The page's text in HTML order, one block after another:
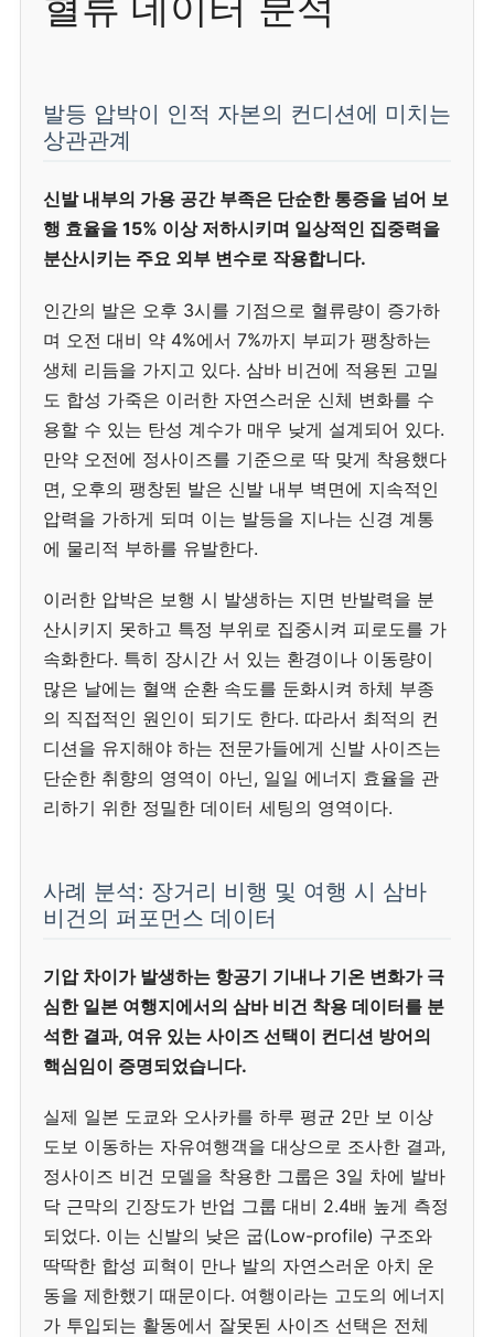
발등 압박이 인적 자본의 컨디션에 미치는
상관관계
신발 내부의 가용 공간 부족은 단순한 통증을 넘어 보
행 효율을 15% 이상 저하시키며 일상적인 집중력을
분산시키는 주요 외부 변수로 작용합니다.
인간의 발은 오후 3시를 기점으로 혈류량이 증가하
며 오전 대비 약 4%에서 7%까지 부피가 팽창하는
생체 리듬을 가지고 있다. 삼바 비건에 적용된 고밀
도 합성 가죽은 이러한 자연스러운 신체 변화를 수
용할 수 있는 탄성 계수가 매우 낮게 설계되어 있다.
만약 오전에 정사이즈를 기준으로 딱 맞게 착용했다
면, 오후의 팽창된 발은 신발 내부 벽면에 지속적인
압력을 가하게 되며 이는 발등을 지나는 신경 계통
에 물리적 부하를 유발한다.
이러한 압박은 보행 시 발생하는 지면 반발력을 분
산시키지 못하고 특정 부위로 집중시켜 피로도를 가
속화한다. 특히 장시간 서 있는 환경이나 이동량이
많은 날에는 혈액 순환 속도를 둔화시켜 하체 부종
의 직접적인 원인이 되기도 한다. 따라서 최적의 컨
디션을 유지해야 하는 전문가들에게 신발 사이즈는
단순한 취향의 영역이 아닌, 일일 에너지 효율을 관
리하기 위한 정밀한 데이터 세팅의 영역이다.
사례 분석: 장거리 비행 및 여행 시 삼바
비건의 퍼포먼스 데이터
기압 차이가 발생하는 항공기 기내나 기온 변화가 극
심한 일본 여행지에서의 삼바 비건 착용 데이터를 분
석한 결과, 여유 있는 사이즈 선택이 컨디션 방어의
핵심임이 증명되었습니다.
실제 일본 도쿄와 오사카를 하루 평균 2만 보 이상
도보 이동하는 자유여행객을 대상으로 조사한 결과,
정사이즈 비건 모델을 착용한 그룹은 3일 차에 발바
닥 근막의 긴장도가 반업 그룹 대비 2.4배 높게 측정
되었다. 이는 신발의 낮은 굽(Low-profile) 구조와
딱딱한 합성 피혁이 만나 발의 자연스러운 아치 운
동을 제한했기 때문이다. 여행이라는 고도의 에너지
가 투입되는 활동에서 잘못된 사이즈 선택은 전체